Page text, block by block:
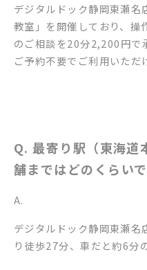
デジタルドック静岡東瀬名
教室」を開催しており、操
のご相談を20分2,200円で
ご予約不要でご利用いただ
Q. 最寄り駅（東海道
舗まではどのくらい
A.
デジタルドック静岡東瀬名
り徒歩27分、車だと約6分